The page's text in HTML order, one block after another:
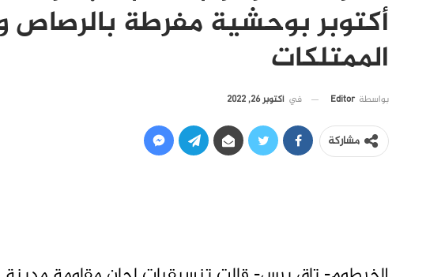
أكتوبر بوحشية مفرطة بالرصاص
الممتلكات
بواسطة Editor في أكتوبر 26, 2022
مشاركة